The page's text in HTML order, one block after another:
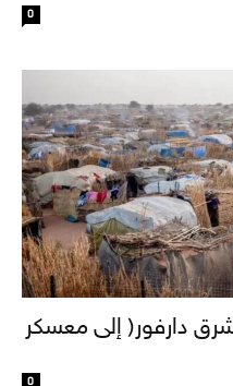
0
دارفور) إلى معسكر
0